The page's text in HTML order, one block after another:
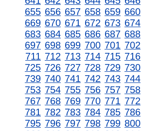
655 656 657 658 659 660
669 670 671 672 673 674
683 684 685 686 687 688
697 698 699 700 701 702
711 712 713 714 715 716
725 726 727 728 729 730
739 740 741 742 743 744
753 754 755 756 757 758
767 768 769 770 771 772
781 782 783 784 785 786
795 796 797 798 799 800